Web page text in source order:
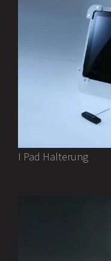
I Pad Halterung